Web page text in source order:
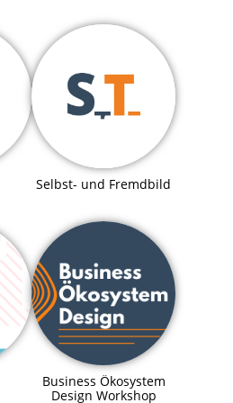
Selbst- und Fremdbild
Business Ökosystem
Design Workshop